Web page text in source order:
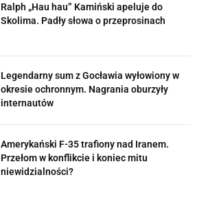
Ralph „Hau hau” Kamiński apeluje do
Skolima. Padły słowa o przeprosinach
Legendarny sum z Gocławia wyłowiony w
okresie ochronnym. Nagrania oburzyły
internautów
Amerykański F-35 trafiony nad Iranem.
Przełom w konflikcie i koniec mitu
niewidzialności?